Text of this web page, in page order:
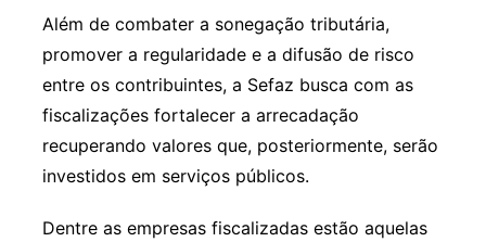
Além de combater a sonegação tributária,
promover a regularidade e a difusão de risco
entre os contribuintes, a Sefaz busca com as
fiscalizações fortalecer a arrecadação
recuperando valores que, posteriormente, serão
investidos em serviços públicos.
Dentre as empresas fiscalizadas estão aquelas